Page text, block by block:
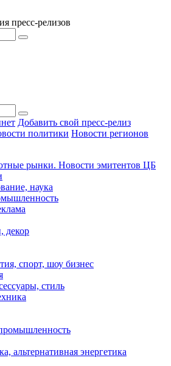
пресс-релизов
Добавить свой пресс-релиз
политики Новости регионов
рынки. Новости эмитентов ЦБ
наука
декор
спорт, шоу бизнес
стиль
альтернативная энергетика